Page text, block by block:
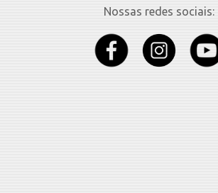
Nossas redes sociais: